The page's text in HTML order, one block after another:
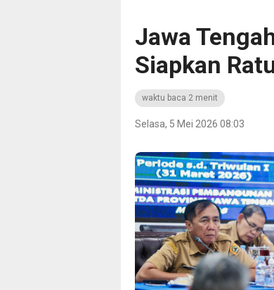
Jawa
Siapkan
waktu baca 2 menit
Selasa, 5 Mei 2026 08:03